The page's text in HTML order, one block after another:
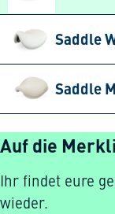
Saddle
Saddle
Auf die
Ihr findet eure
wieder.